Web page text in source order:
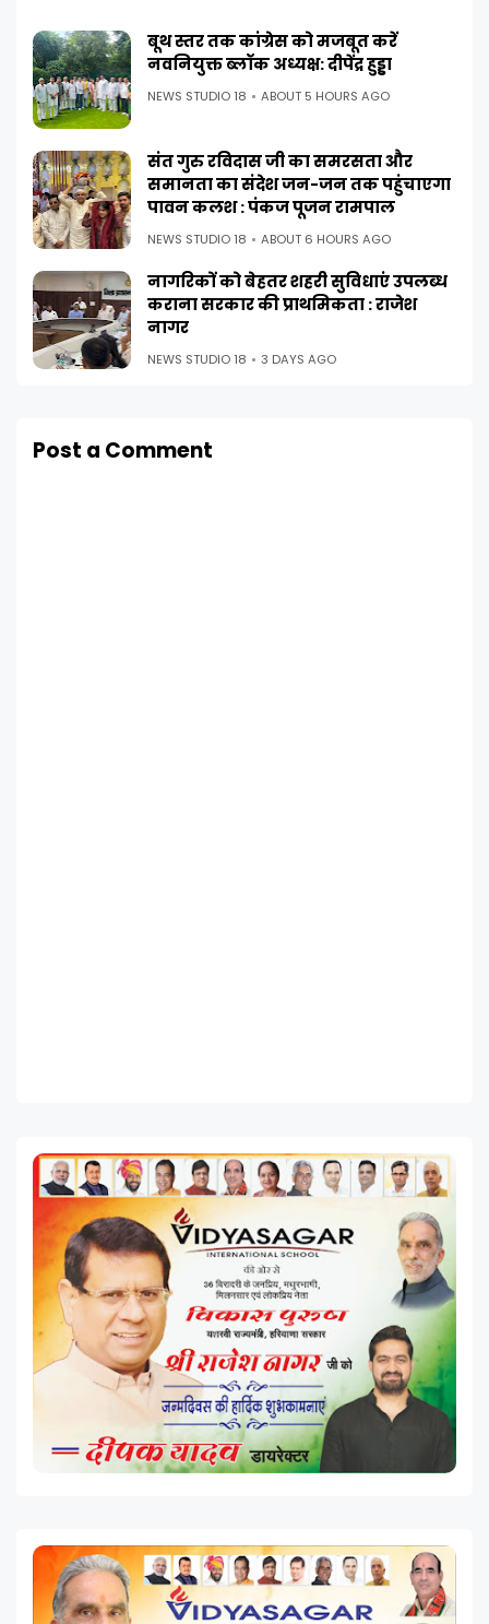
बूथ स्तर तक कांग्रेस को मजबूत करें
नवनियुक्त ब्लॉक अध्यक्ष: दीपेंद्र हुड्डा
NEWS STUDIO 18 ABOUT 5 HOURS AGO
संत गुरु रविदास जी का समरसता और
समानता का संदेश जन-जन तक पहुंचाएगा
पावन कलश : पंकज पूजन रामपाल
NEWS STUDIO 18 ABOUT 6 HOURS AGO
नागरिकों को बेहतर शहरी सुविधाएं उपलब्ध
कराना सरकार की प्राथमिकता : राजेश
नागर
NEWS STUDIO 18 3 DAYS AGO
Post a Comment